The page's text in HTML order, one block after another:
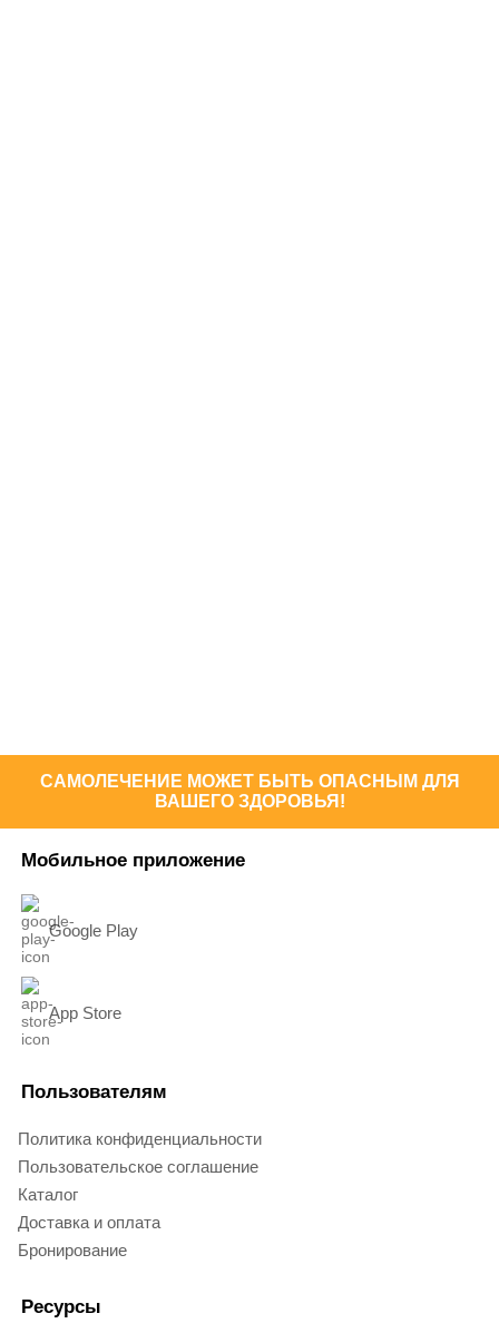
САМОЛЕЧЕНИЕ МОЖЕТ БЫТЬ ОПАСНЫМ ДЛЯ
ВАШЕГО ЗДОРОВЬЯ!
Мобильное приложение
Google Play
App Store
Пользователям
Политика конфиденциальности
Пользовательское соглашение
Каталог
Доставка и оплата
Бронирование
Ресурсы